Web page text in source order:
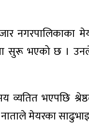
नगरपालिकाका
सुरू भएको छ ।
व्यतित भएपछि
मेयरका